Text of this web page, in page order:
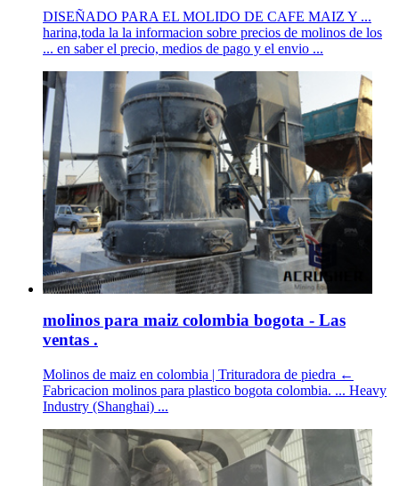
DISEÑADO PARA EL MOLIDO DE CAFE MAIZ Y ...
harina,toda la la informacion sobre precios de molinos de los
... en saber el precio, medios de pago y el envio ...
molinos para maiz colombia bogota - Las
ventas .
Molinos de maiz en colombia | Trituradora de piedra ←
Fabricacion molinos para plastico bogota colombia. ... Heavy
Industry (Shanghai) ...